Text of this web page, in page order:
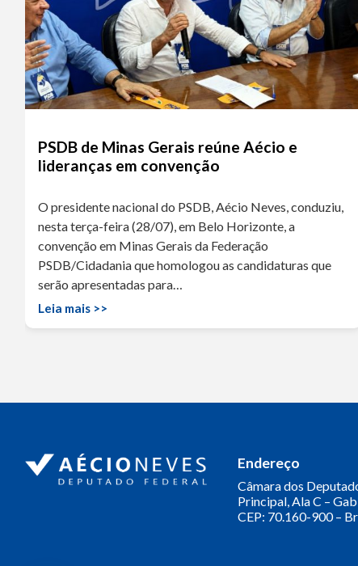
PSDB de Minas Gerais reúne Aécio e
lideranças em convenção
O presidente nacional do PSDB, Aécio Neves, conduziu,
nesta terça-feira (28/07), em Belo Horizonte, a
convenção em Minas Gerais da Federação
PSDB/Cidadania que homologou as candidaturas que
serão apresentadas para…
Leia mais >>
Endereço
Câmara dos
Principal, Ala C –
CEP: 70.160-900 –